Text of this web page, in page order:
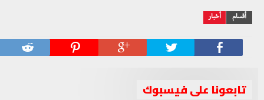
أقسام أخبار
تابعونا على فيسبوك